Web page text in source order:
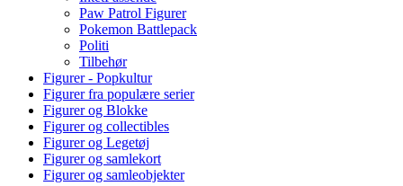
Paw Patrol Figurer
Pokemon Battlepack
Politi
Tilbehør
Figurer - Popkultur
Figurer fra populære serier
Figurer og Blokke
Figurer og collectibles
Figurer og Legetøj
Figurer og samlekort
Figurer og samleobjekter